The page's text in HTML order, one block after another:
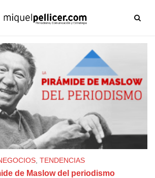
TENDENCIAS
de Maslow del periodismo